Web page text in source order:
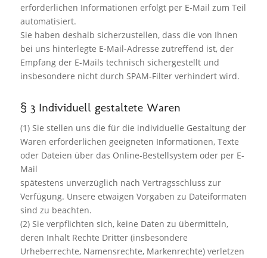
erforderlichen Informationen erfolgt per E-Mail zum Teil
automatisiert.
Sie haben deshalb sicherzustellen, dass die von Ihnen
bei uns hinterlegte E-Mail-Adresse zutreffend ist, der
Empfang der E-Mails technisch sichergestellt und
insbesondere nicht durch SPAM-Filter verhindert wird.
§ 3 Individuell gestaltete Waren
(1) Sie stellen uns die für die individuelle Gestaltung der
Waren erforderlichen geeigneten Informationen, Texte
oder Dateien über das Online-Bestellsystem oder per E-
Mail
spätestens unverzüglich nach Vertragsschluss zur
Verfügung. Unsere etwaigen Vorgaben zu Dateiformaten
sind zu beachten.
(2) Sie verpflichten sich, keine Daten zu übermitteln,
deren Inhalt Rechte Dritter (insbesondere
Urheberrechte, Namensrechte, Markenrechte) verletzen